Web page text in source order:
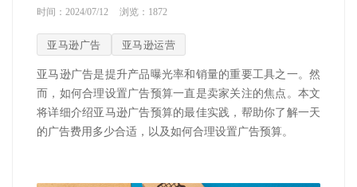
时间：2024/07/12 浏览： 1872
亚马逊广告 亚马逊运营
亚马逊广告是提升产品曝光率和销量的重要工具之一。然
而，如何合理设置广告预算一直是卖家关注的焦点。本文
将详细介绍亚马逊广告预算的最佳实践，帮助你了解一天
的广告费用多少合适，以及如何合理设置广告预算。